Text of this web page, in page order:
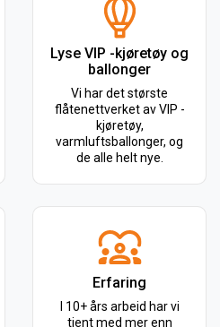
Lyse VIP -kjøretøy og
ballonger
Vi har det største
flåtenettverket av VIP -
kjøretøy,
varmluftsballonger, og
de alle helt nye.
Erfaring
I 10+ års arbeid har vi
tjent med mer enn